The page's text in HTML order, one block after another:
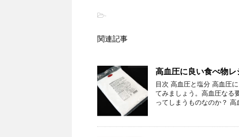
-
関連記事
高血圧に良い食べ物レ
目次 高血圧と塩分 高血圧
てみましょう。高血圧なる
ってしまうものなのか？